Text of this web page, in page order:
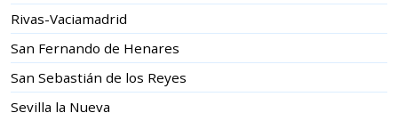
Rivas-Vaciamadrid
San Fernando de Henares
San Sebastián de los Reyes
Sevilla la Nueva